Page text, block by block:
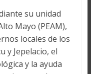
su unidad
Mayo (PEAM),
locales de los
y Jepelacio, el
y la ayuda